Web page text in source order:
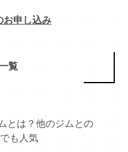
お申し込み
覧
とは？他のジムとの
も人気